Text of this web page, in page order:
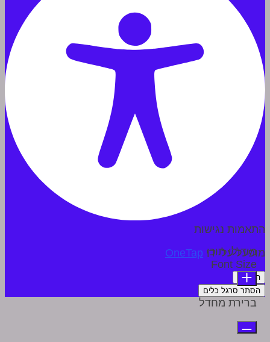
התאמות נגישות
מופעל על ידי OneTap
הצהרה
הסתר סרגל כלים
מודולי תוכן
Font Size
ברירת מחדל